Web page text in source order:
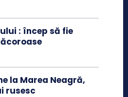
: încep să fie
la Marea Neagră,
rusesc